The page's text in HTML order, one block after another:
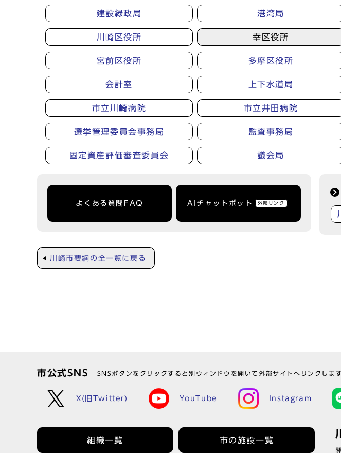
建設緑政局 港湾局
川崎区役所 幸区役所
宮前区役所 多摩区役所
会計室 上下水道局
市立川崎病院 市立井田病院
選挙管理委員会事務局 監査事務局
固定資産評価審査委員会 議会局
よくある質問FAQ AIチャットボット 外部リンク
川崎市要綱の全一覧に戻る
市公式SNS SNSボタンをクリックすると別ウィンドウを開いて外部サイトへリンクします
X(旧Twitter) YouTube Instagram
組織一覧 市の施設一覧